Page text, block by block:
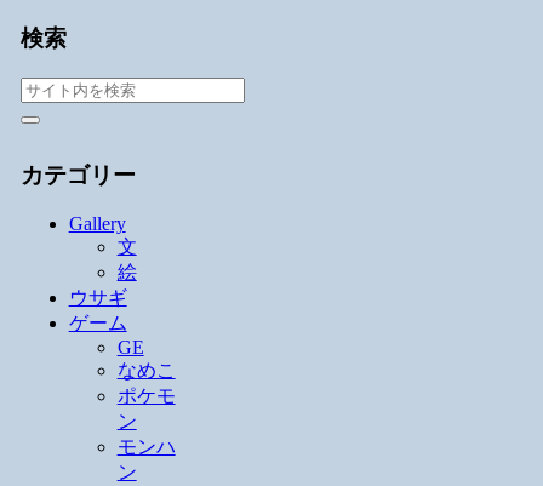
検索
カテゴリー
Gallery
文
絵
ウサギ
ゲーム
GE
なめこ
ポケモ
ン
モンハ
ン